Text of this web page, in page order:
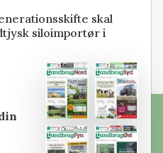
skal
siloimportør i